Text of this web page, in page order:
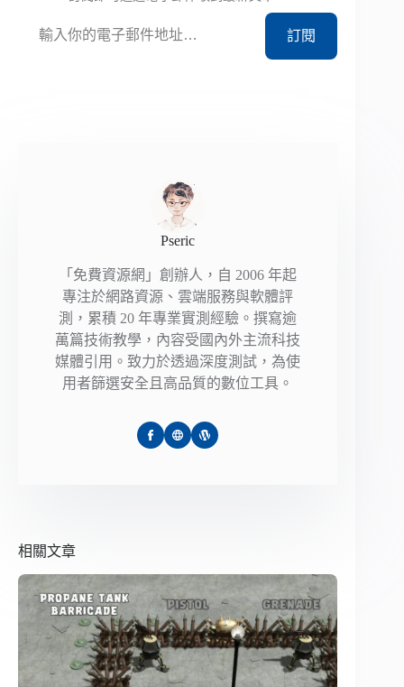
訂閱
Pseric
「免費資源網」創辦人，自 2006 年起
專注於網路資源、雲端服務與軟體評
測，累積 20 年專業實測經驗。撰寫逾
萬篇技術教學，內容受國內外主流科技
媒體引用。致力於透過深度測試，為使
用者篩選安全且高品質的數位工具。
相關文章